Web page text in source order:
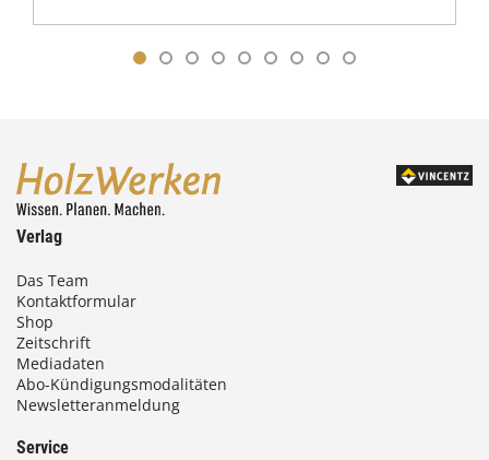
Verlag
Das Team
Kontaktformular
Shop
Zeitschrift
Mediadaten
Abo-Kündigungsmodalitäten
Newsletteranmeldung
Service